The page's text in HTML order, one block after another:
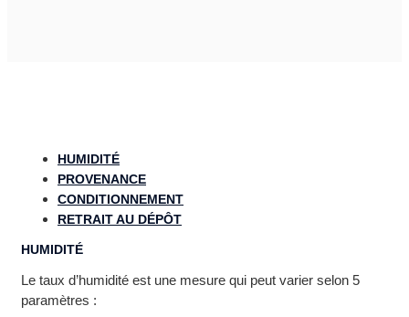
HUMIDITÉ
PROVENANCE
CONDITIONNEMENT
RETRAIT AU DÉPÔT
HUMIDITÉ
Le taux d’humidité est une mesure qui peut varier selon 5
paramètres :